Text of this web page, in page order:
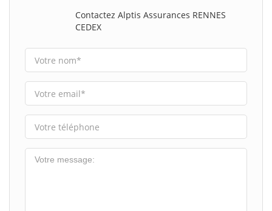
Contactez Alptis Assurances RENNES
CEDEX